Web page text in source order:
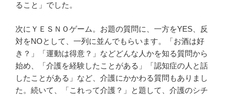
ること」でした。
次にＹＥＳＮＯゲーム。お題の質問に、一方をYES、反
対をNOとして、一列に並んでもらいます。「お酒は好
き？」「運動は得意？」などどんな人かを知る質問から
始め、「介護を経験したことがある」「認知症の人と話
したことがある」など、介護にかかわる質問もありまし
た。続いて、「これって介護？」と題して、介護のシチ